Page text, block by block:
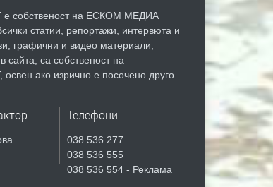
е собственост на ЕСКОМ МЕДИА
статии, репортажи, интервюта и
графични и видео материали,
сайта, са собственост на
освен ако изрично е посочено друго.
Телефони
038 536 277
038 536 555
038 536 554 - Реклама